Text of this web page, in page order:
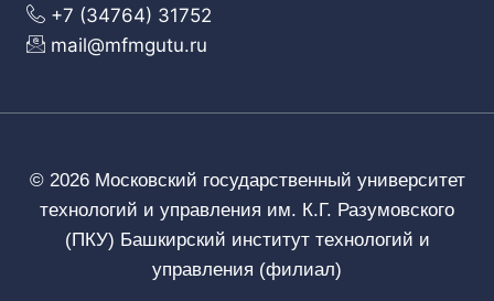
+7 (34764) 31752
mail@mfmgutu.ru
© 2026 Московский государственный университет
технологий и управления им. К.Г. Разумовского
(ПКУ) Башкирский институт технологий и
управления (филиал)